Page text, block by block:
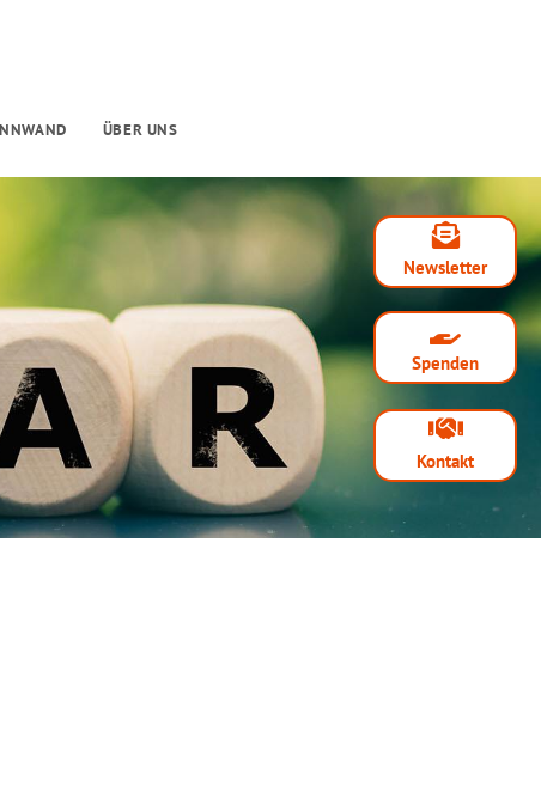
ÜBER UNS
Newsletter
Spenden
Kontakt